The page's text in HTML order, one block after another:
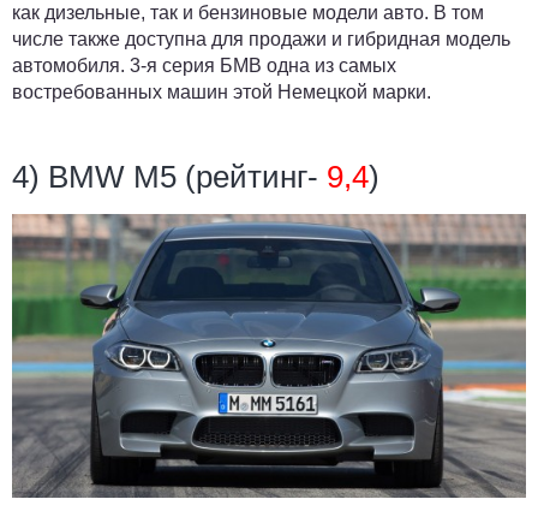
как дизельные, так и бензиновые модели авто. В том
числе также доступна для продажи и гибридная модель
автомобиля. 3-я серия БМВ одна из самых
востребованных машин этой Немецкой марки.
4) BMW M5 (рейтинг- 9,4)